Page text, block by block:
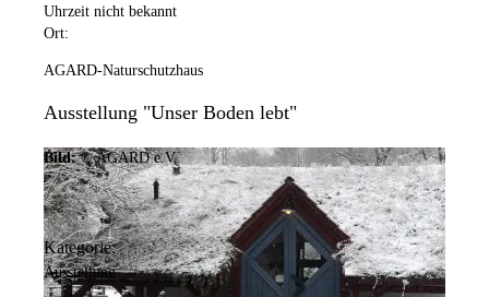
Uhrzeit nicht bekannt
Ort:
AGARD-Naturschutzhaus
Ausstellung "Unser Boden lebt"
Bild: © AGARD e.V.
Kategorie:
Ausstellung